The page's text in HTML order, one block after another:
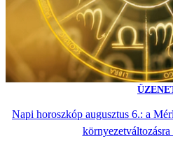
Napi horoszkóp augusztus 6.: a
környezetváltozásra